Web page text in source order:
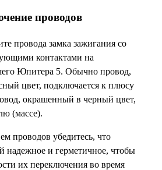
проводов
провода замка зажигания со
контактами на
Юпитера 5. Обычно провод,
цвет, подключается к плюсу
окрашенный в черный цвет,
(массе).
проводов убедитесь, что
надежное и герметичное, чтобы
их переключения во время